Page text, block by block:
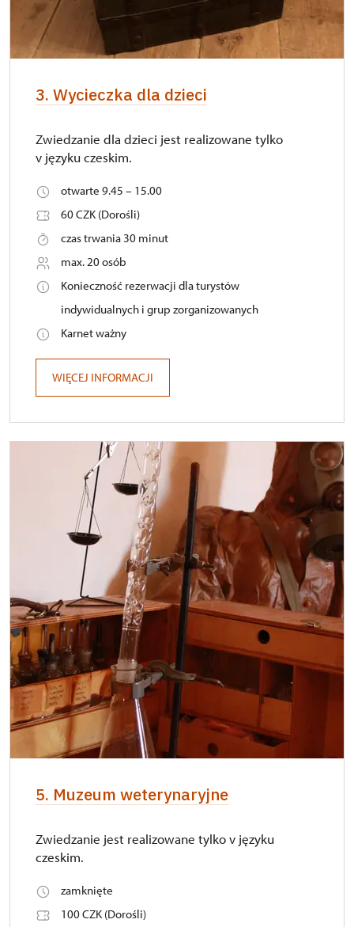
3. Wycieczka dla dzieci
Zwiedzanie dla dzieci jest realizowane tylko
v języku czeskim.
otwarte 9.45 – 15.00
60 CZK (Dorośli)
czas trwania 30 minut
max. 20 osób
Konieczność rezerwacji dla turystów
indywidualnych i grup zorganizowanych
Karnet ważny
WIĘCEJ INFORMACJI
5. Muzeum weterynaryjne
Zwiedzanie jest realizowane tylko v języku
czeskim.
zamknięte
100 CZK (Dorośli)